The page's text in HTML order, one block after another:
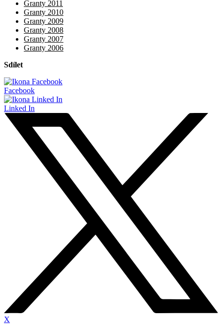
Granty 2011
Granty 2010
Granty 2009
Granty 2008
Granty 2007
Granty 2006
Sdílet
Facebook
Linked In
X